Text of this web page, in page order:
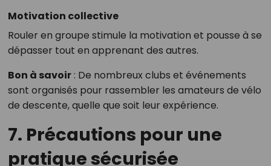
Motivation collective
Rouler en groupe stimule la motivation et pousse à se
dépasser tout en apprenant des autres.
Bon à savoir: De nombreux clubs et événements
sont organisés pour rassembler les amateurs de vélo
de descente, quelle que soit leur expérience.
7. Précautions pour une
pratique sécurisée